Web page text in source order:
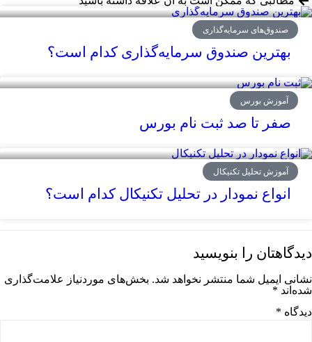
صندوق‌های سرمایه‌گذاری
بهترین صندوق سرمایه‌گذاری کدام است؟
آموزش بورس
صفر تا صد ثبت نام بورس
آموزش تحلیل تکنیکال
انواع نمودار در تحلیل تکنیکال کدام است؟
دیدگاهتان را بنویسید
نشانی ایمیل شما منتشر نخواهد شد. بخش‌های موردنیاز علامت‌گذاری
شده‌اند *
دیدگاه *